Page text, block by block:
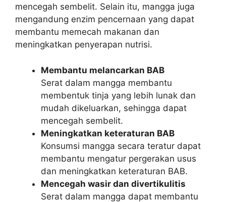
mencegah sembelit. Selain itu, mangga juga
mengandung enzim pencernaan yang dapat
membantu memecah makanan dan
meningkatkan penyerapan nutrisi.
Membantu melancarkan BAB
Serat dalam mangga membantu
membentuk tinja yang lebih lunak dan
mudah dikeluarkan, sehingga dapat
mencegah sembelit.
Meningkatkan keteraturan BAB
Konsumsi mangga secara teratur dapat
membantu mengatur pergerakan usus
dan meningkatkan keteraturan BAB.
Mencegah wasir dan divertikulitis
Serat dalam mangga dapat membantu